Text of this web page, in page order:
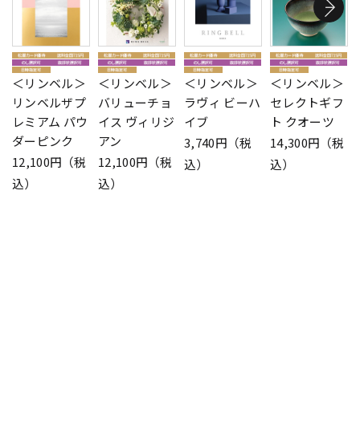
＜リンベル＞
リンベルザプ
レミアム パウ
ダーピンク
12,100円（税
込）
＜リンベル＞
バリューチョ
イス ヴィリジ
アン
12,100円（税
込）
＜リンベル＞
ラヴィ ビーハ
イブ
3,740円（税
込）
＜リンベル＞
セレクトギフ
ト クオーツ
14,300円（税
込）